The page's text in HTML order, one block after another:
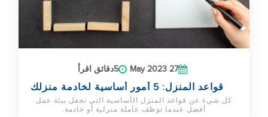
27 May 2023 5دقائق اقرأ
قواعد المنزل: 5 أمور أساسية لخادمة منزلك
كل شيء عن قواعد المنزل الأساسية التي تجعل بيئة عمل
أفضل عندما توظف عاملة منزلية أو خادمة.